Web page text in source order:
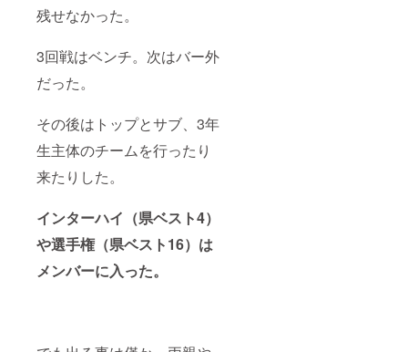
残せなかった。
3回戦はベンチ。次はバー外
だった。
その後はトップとサブ、3年
生主体のチームを行ったり
来たりした。
インターハイ（県ベスト4）
や選手権（県ベスト16）は
メンバーに入った。